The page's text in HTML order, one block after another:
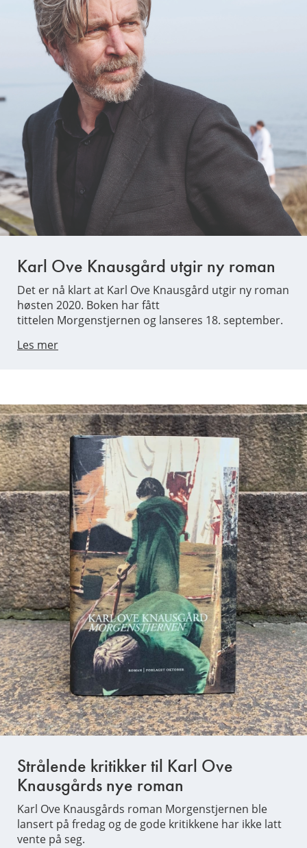
Karl Ove Knausgård utgir ny roman
Det er nå klart at Karl Ove Knausgård utgir ny roman
høsten 2020. Boken har fått
tittelen Morgenstjernen og lanseres 18. september.
Les mer
Strålende kritikker til Karl Ove
Knausgårds nye roman
Karl Ove Knausgårds roman Morgenstjernen ble
lansert på fredag og de gode kritikkene har ikke latt
vente på seg.